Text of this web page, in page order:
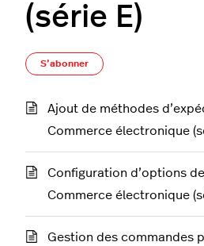
(série E)
S’abonner
Ajout de méthodes
Commerce électronique
Configuration d’options
Commerce électronique
Gestion des commandes